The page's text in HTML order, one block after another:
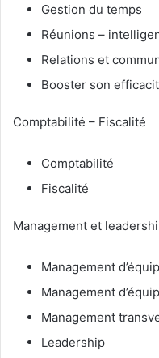
Gestion du temps
Réunions –
Relations et
Booster son
Comptabilité – Fiscalité
Comptabilité
Fiscalité
Management et
Management
Management
Management
Leadership